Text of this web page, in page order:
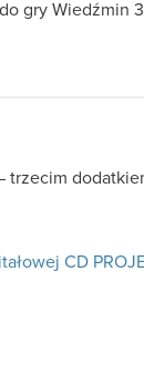
gry Wiedźmin
trzecim
CD